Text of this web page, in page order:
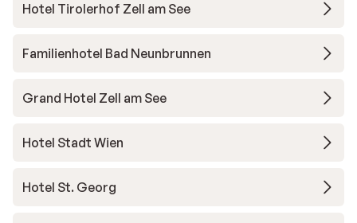
Hotel Tirolerhof Zell am See
Familienhotel Bad Neunbrunnen
Grand Hotel Zell am See
Hotel Stadt Wien
Hotel St. Georg